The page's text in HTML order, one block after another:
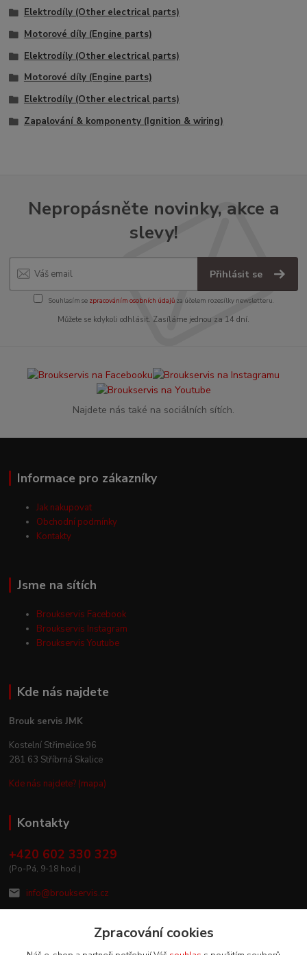
Elektrodíly (Other electrical parts)
Motorové díly (Engine parts)
Elektrodíly (Other electrical parts)
Motorové díly (Engine parts)
Elektrodíly (Other electrical parts)
Zapalování & komponenty (Ignition & wiring)
Nepropásněte novinky, akce a
slevy!
Přihlásit se
Souhlasím se zpracováním osobních údajůza účelem rozesílky newsletteru.
Můžete se kdykoli odhlásit. Zasíláme jednou za 14 dní.
Najdete nás také na sociálních sítích.
Informace pro zákazníky
Jak nakupovat
Obchodní podmínky
Kontakty
Jsme na sítích
Broukservis Facebook
Broukservis Instagram
Broukservis Youtube
Kde nás najdete
Brouk servis JMK
Kostelní Střimelice 96
281 63 Stříbrná Skalice
Kde nás najdete? (mapa)
Kontakty
+420 602 330 329
(Po-Pá, 9-18 hod.)
info@broukservis.cz
Zpracování cookies